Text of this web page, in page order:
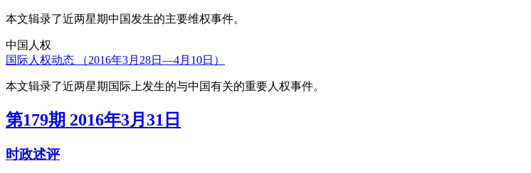
本文辑录了近两星期中国发生的主要维权事件。
中国人权
国际人权动态 （2016年3月28日—4月10日）
本文辑录了近两星期国际上发生的与中国有关的重要人权事件。
第179期 2016年3月31日
时政述评